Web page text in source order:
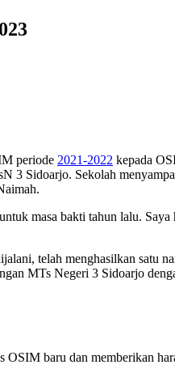
periode 2021-2022 kepada
Sidoarjo. Sekolah
masa bakti tahun lalu.
telah menghasilkan satu
MTs Negeri 3 Sidoarjo
baru dan memberikan